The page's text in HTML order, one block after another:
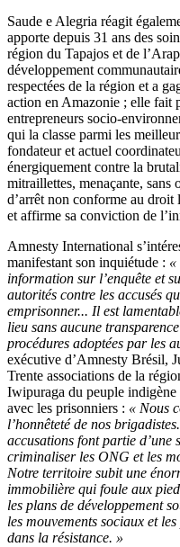
Saude e Alegria réagit
apporte depuis 31 ans des
région du Tapajos et de
développement
respectées de la région et a
action en Amazonie ; elle fait
entrepreneurs socio-
qui la classe parmi les
fondateur et actuel
énergiquement contre la
mitraillettes, menaçante, sans
d’arrêt non conforme au droit
et affirme sa conviction de
Amnesty International
manifestant son inquiétude : «
information sur l’enquête et
autorités contre les accusés
emprisonner... Il est
lieu sans aucune
procédures adoptées par les
exécutive d’Amnesty Brésil,
Trente associations de la
Iwipuraga du peuple indigène
avec les prisonniers : « Nous
l’honnêteté de nos
accusations font partie d’une
criminaliser les ONG et les
Notre territoire subit une
immobilière qui foule aux
les plans de développement
les mouvements sociaux et
dans la résistance. »